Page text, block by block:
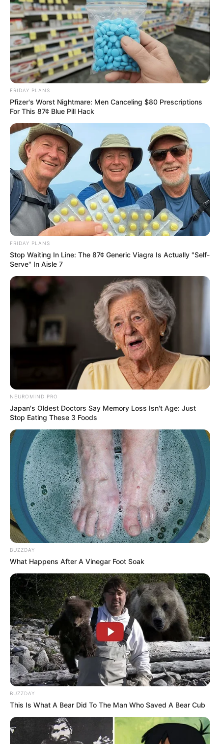
FRIDAY PLANS
Pfizer's Worst Nightmare: Men Canceling $80 Prescriptions
For This 87¢ Blue Pill Hack
FRIDAY PLANS
Stop Waiting In Line: The 87¢ Generic Viagra Is Actually "Self-
Serve" In Aisle 7
NEUROMIND PRO
Japan's Oldest Doctors Say Memory Loss Isn't Age: Just
Stop Eating These 3 Foods
BUZZDAY
What Happens After A Vinegar Foot Soak
BUZZDAY
This Is What A Bear Did To The Man Who Saved A Bear Cub